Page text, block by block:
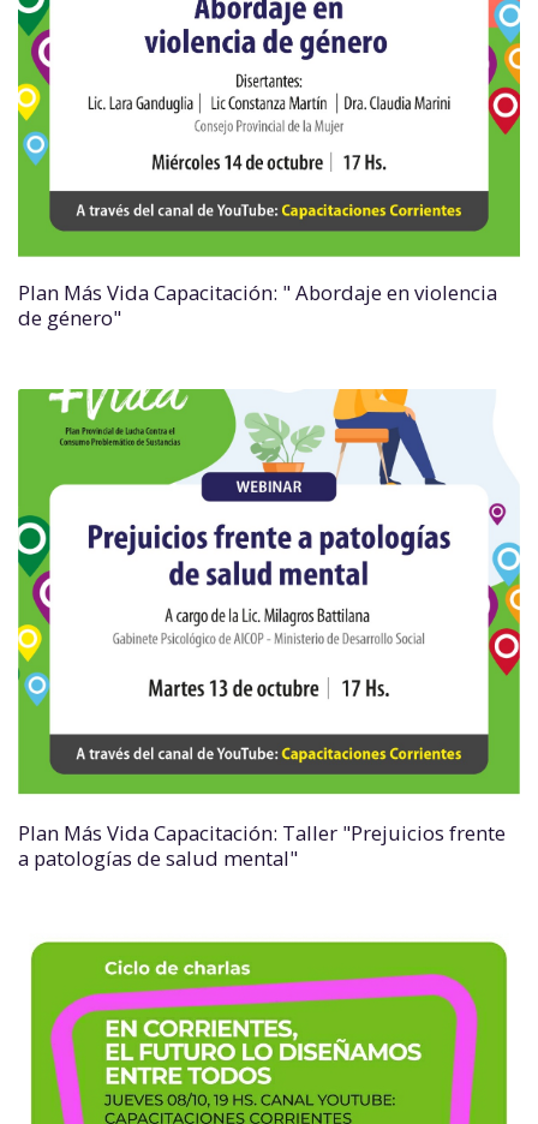
Plan Más Vida Capacitación: " Abordaje en violencia
de género"
Plan Más Vida Capacitación: Taller "Prejuicios frente
a patologías de salud mental"